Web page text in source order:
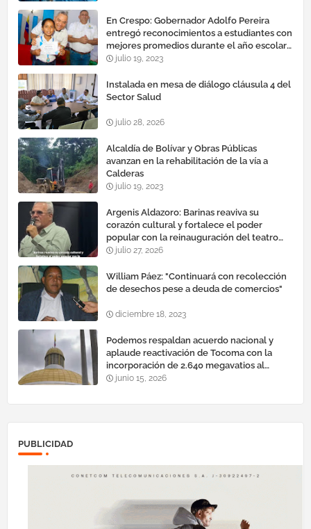
En Crespo: Gobernador Adolfo Pereira
entregó reconocimientos a estudiantes con
mejores promedios durante el año escolar
2022 – 2023
julio 19, 2023
Instalada en mesa de diálogo cláusula 4 del
Sector Salud
julio 28, 2026
Alcaldía de Bolívar y Obras Públicas
avanzan en la rehabilitación de la vía a
Calderas
julio 19, 2023
Argenis Aldazoro: Barinas reaviva su
corazón cultural y fortalece el poder
popular con la reinauguración del teatro
esteban ruiz guevara
julio 27, 2026
William Páez: "Continuará con recolección
de desechos pese a deuda de comercios"
diciembre 18, 2023
Podemos respaldan acuerdo nacional y
aplaude reactivación de Tocoma con la
incorporación de 2.640 megavatios al
sistema eléctrico nacional
junio 15, 2026
PUBLICIDAD